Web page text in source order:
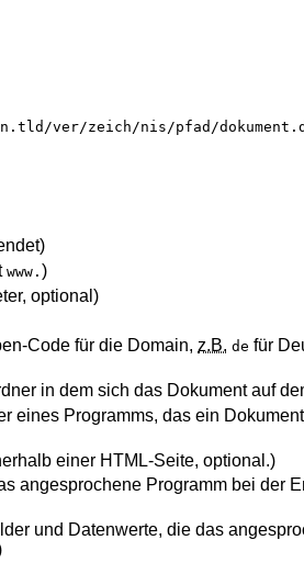
ver/zeich/nis/pfad/
www. )
optional)
Code für die Domain,z.B. de für
in dem sich das Dokument auf
eines Programms, das ein
einer HTML-Seite, optional.)
angesprochene Programm bei der
und Datenwerte, die das